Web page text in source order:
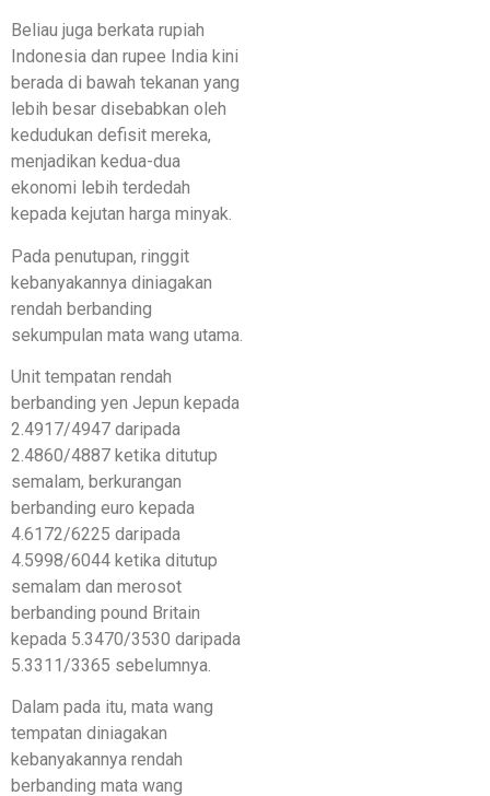
Beliau juga berkata rupiah
Indonesia dan rupee India kini
berada di bawah tekanan yang
lebih besar disebabkan oleh
kedudukan defisit mereka,
menjadikan kedua-dua
ekonomi lebih terdedah
kepada kejutan harga minyak.
Pada penutupan, ringgit
kebanyakannya diniagakan
rendah berbanding
sekumpulan mata wang utama.
Unit tempatan rendah
berbanding yen Jepun kepada
2.4917/4947 daripada
2.4860/4887 ketika ditutup
semalam, berkurangan
berbanding euro kepada
4.6172/6225 daripada
4.5998/6044 ketika ditutup
semalam dan merosot
berbanding pound Britain
kepada 5.3470/3530 daripada
5.3311/3365 sebelumnya.
Dalam pada itu, mata wang
tempatan diniagakan
kebanyakannya rendah
berbanding mata wang